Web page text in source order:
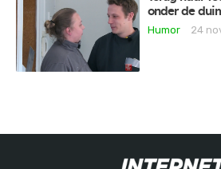
onder de
Humor
24